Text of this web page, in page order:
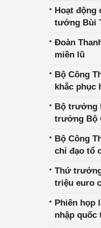
Hoạt động
tướng Bùi
Đoàn
miền lũ
Bộ Công
khắc phục
Bộ trưởng
trưởng Bộ
Bộ Công
chỉ đạo tổ
Thứ
triệu euro
Phiên họp
nhập quốc